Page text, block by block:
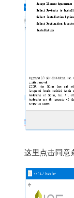
这里点击同意